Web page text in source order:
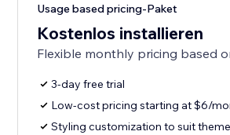
Usage based pricing-Paket
Kostenlos installieren
Flexible monthly pricing based
3-day free trial
Low-cost pricing starting at $6/
Styling customization to suit theme